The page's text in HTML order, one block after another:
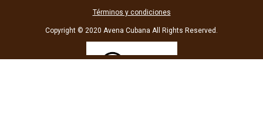
Términos y condiciones
Copyright © 2020 Avena Cubana All Rights Reserved.